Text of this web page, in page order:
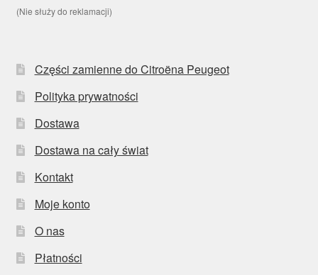
(Nie służy do reklamacji)
Części zamienne do Citroëna Peugeot
Polityka prywatności
Dostawa
Dostawa na cały świat
Kontakt
Moje konto
O nas
Płatności